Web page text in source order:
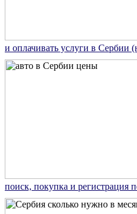
и оплачивать услуги в Сербии
поиск, покупка и регистрация